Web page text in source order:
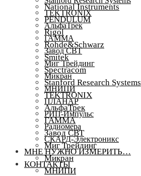
TEKTRONIX
АльфаТрек
ГАММА
Завод СВТ
Миг Трейдинг
Микран
МНИПИ
ПЛАНАР
РИП-Импульс
Радиомера
СКАРД-Электроникс
МНЕ НУЖНО ИЗМЕРИТЬ…
КОНТАКТЫ
National Instruments
PENDULUM
Rigol
Rohde&Schwarz
Smitek
Spectracom
Stanford Research Systems
TEKTRONIX
АльфаТрек
ГАММА
Завод СВТ
Миг Трейдинг
Микран
МНИПИ